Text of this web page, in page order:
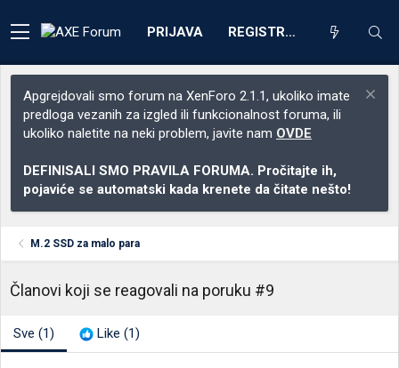
PRIJAVA REGISTRACIJA
Apgrejdovali smo forum na XenForo 2.1.1, ukoliko imate
predloga vezanih za izgled ili funkcionalnost foruma, ili
ukoliko naletite na neki problem, javite nam OVDE
DEFINISALI SMO PRAVILA FORUMA. Pročitajte ih,
pojaviće se automatski kada krenete da čitate nešto!
M.2 SSD za malo para
Članovi koji se reagovali na poruku #9
Sve (1) Like (1)